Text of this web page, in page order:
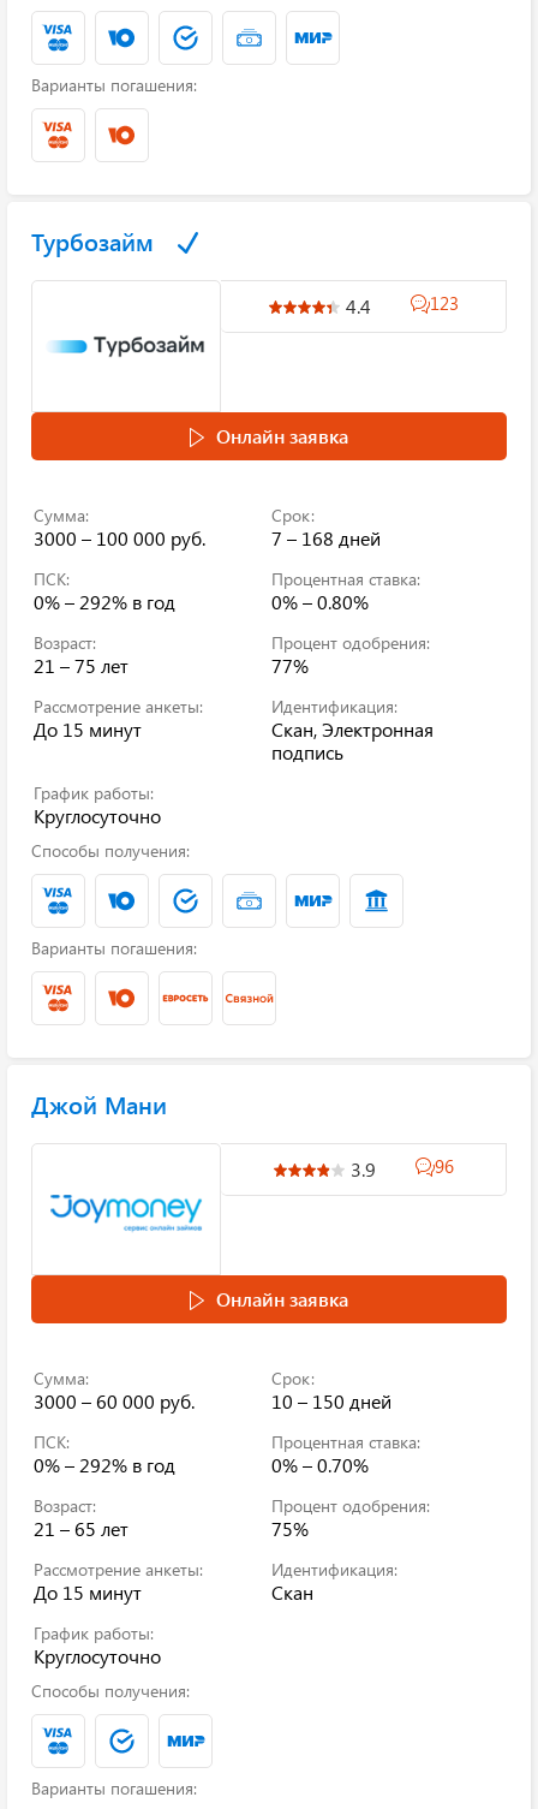
Варианты погашения:
Турбозайм
4.4 123
Онлайн заявка
Сумма:
3000 – 100 000 руб.
Срок:
7 – 168 дней
ПСК:
0% – 292% в год
Процентная ставка:
0% – 0.80%
Возраст:
21 – 75 лет
Процент одобрения:
77%
Рассмотрение анкеты:
До 15 минут
Идентификация:
Скан, Электронная
подпись
График работы:
Круглосуточно
Способы получения:
Варианты погашения:
Джой Мани
3.9 96
Онлайн заявка
Сумма:
3000 – 60 000 руб.
Срок:
10 – 150 дней
ПСК:
0% – 292% в год
Процентная ставка:
0% – 0.70%
Возраст:
21 – 65 лет
Процент одобрения:
75%
Рассмотрение анкеты:
До 15 минут
Идентификация:
Скан
График работы:
Круглосуточно
Способы получения:
Варианты погашения: